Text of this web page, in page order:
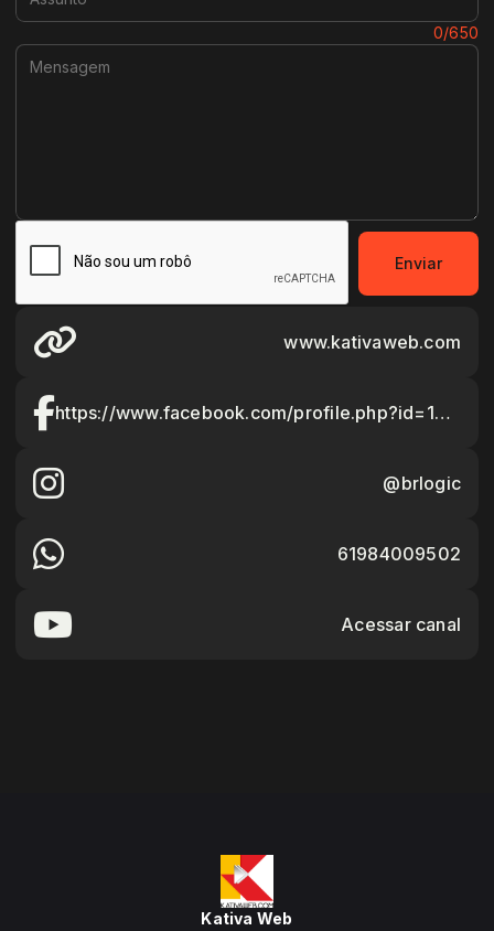
0/650
Enviar
www.kativaweb.com
https://www.facebook.com/profile.php?id=100039815482220
@brlogic
61984009502
Acessar canal
Kativa Web